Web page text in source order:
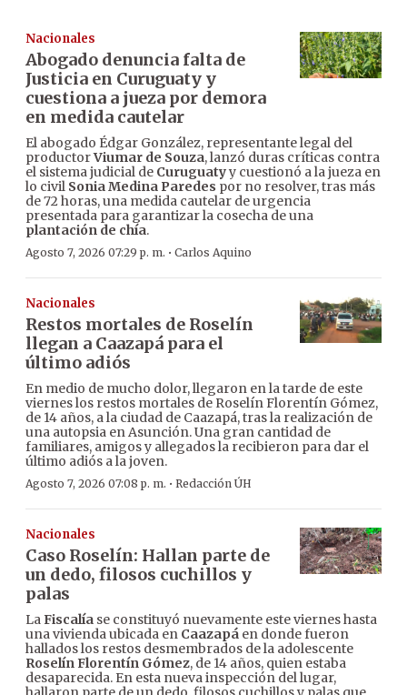
Nacionales
Abogado denuncia falta de
Justicia en Curuguaty y
cuestiona a jueza por demora
en medida cautelar
El abogado Édgar González, representante legal del
productorViumar de Souza, lanzó duras críticas contra
el sistema judicial de Curuguatyy cuestionó a la jueza en
lo civil Sonia Medina Paredes por no resolver, tras más
de 72 horas, una medida cautelar de urgencia
presentada para garantizar la cosecha de una
plantación de chía.
Agosto 7, 2026 07:29 p. m. · Carlos Aquino
Nacionales
Restos mortales de Roselín
llegan a Caazapá para el
último adiós
En medio de mucho dolor, llegaron en la tarde de este
viernes los restos mortales de Roselín Florentín Gómez,
de 14 años, a la ciudad de Caazapá, tras la realización de
una autopsia en Asunción. Una gran cantidad de
familiares, amigos y allegados la recibieron para dar el
último adiós a la joven.
Agosto 7, 2026 07:08 p. m. · Redacción ÚH
Nacionales
Caso Roselín: Hallan parte de
un dedo, filosos cuchillos y
palas
LaFiscalía se constituyó nuevamente este viernes hasta
una vivienda ubicada en Caazapá en donde fueron
hallados los restos desmembrados de la adolescente
Roselín Florentín Gómez, de 14 años, quien estaba
desaparecida. En esta nueva inspección del lugar,